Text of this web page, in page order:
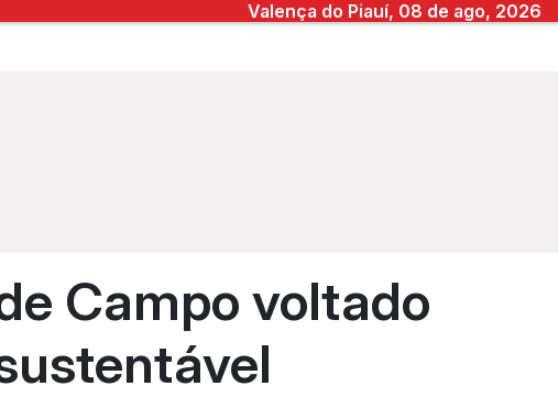
Valença do Piauí, 08 de ago, 2026
Campo voltado